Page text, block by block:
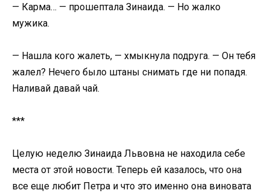
— Карма… — прошептала Зинаида. — Но жалко
мужика.
— Нашла кого жалеть, — хмыкнула подруга. — Он тебя
жалел? Нечего было штаны снимать где ни попадя.
Наливай давай чай.
***
Целую неделю Зинаида Львовна не находила себе
места от этой новости. Теперь ей казалось, что она
все еще любит Петра и что это именно она виновата